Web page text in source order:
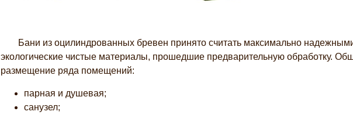
Бани из оцилиндрованных бревен принято считать максимально
экологические чистые материалы, прошедшие предварительную обработку.
размещение ряда помещений:
парная и душевая;
санузел;